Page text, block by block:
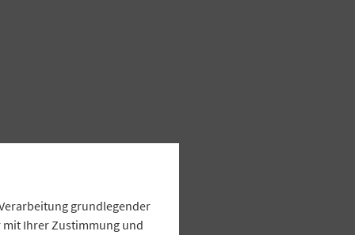
grundlegender
mit Ihrer Zustimmung und